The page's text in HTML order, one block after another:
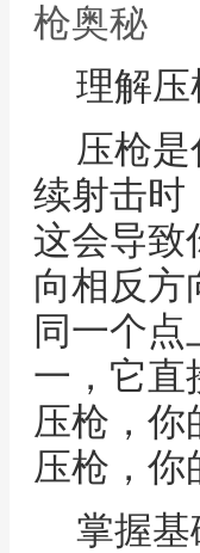
枪奥秘
理解
压枪
续射击时
这会导致
向相反方
同一个
一，它直
压枪，你
压枪，你
掌握